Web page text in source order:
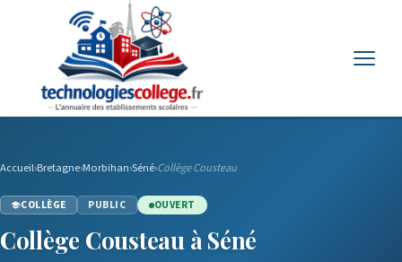
Accueil›Bretagne›Morbihan›Séné›Collège Cousteau
COLLÈGE PUBLIC OUVERT
Collège Cousteau à Séné